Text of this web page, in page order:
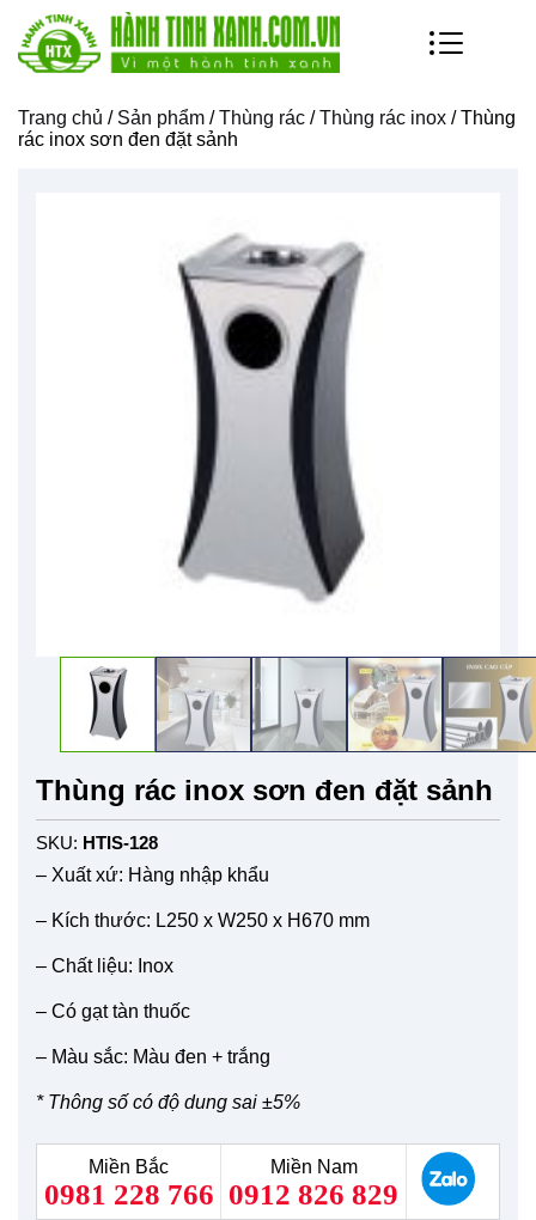
Trang chủ / Sản phẩm /Thùng rác /Thùng rác inox / Thùng
rác inox sơn đen đặt sảnh
Thùng rác inox sơn đen đặt sảnh
SKU: HTIS-128
– Xuất xứ: Hàng nhập khẩu
– Kích thước: L250 x W250 x H670 mm
– Chất liệu: Inox
– Có gạt tàn thuốc
– Màu sắc: Màu đen + trắng
* Thông số có độ dung sai ±5%
Miền Bắc
0981 228 766
Miền Nam
0912 826 829